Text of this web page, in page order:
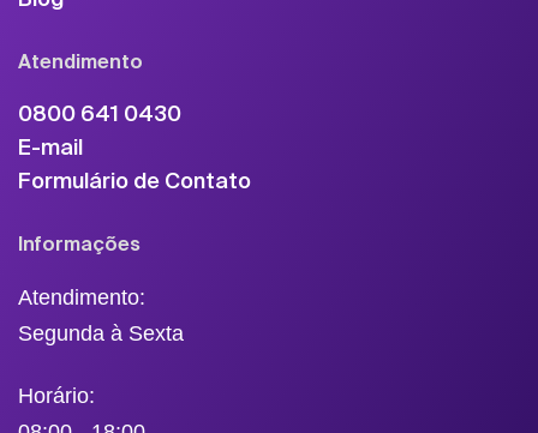
Atendimento
0800 641 0430
E-mail
Formulário de Contato
Informações
Atendimento:
Segunda à Sexta
Horário: